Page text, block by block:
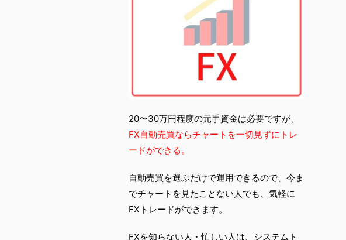
20〜30万円程度の元手資金は必要ですが、
FX自動売買ならチャートを一切見ずにトレ
ードができる。
自動売買を選ぶだけで運用できるので、今ま
でチャートを見たことない人でも、気軽に
FXトレードができます。
FXを知らない人・忙しい人は、システムト